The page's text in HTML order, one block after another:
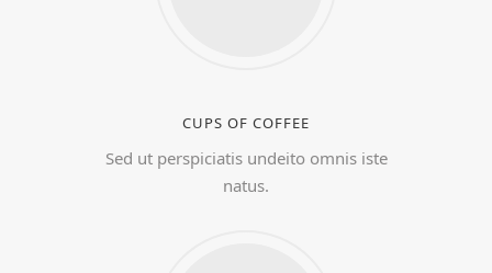
CUPS OF COFFEE
Sed ut perspiciatis undeito omnis iste
natus.